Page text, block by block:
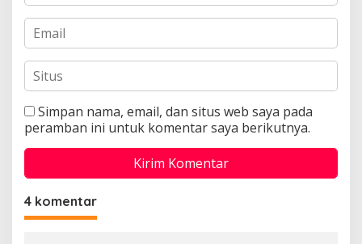
Simpan nama, email, dan situs web saya pada
peramban ini untuk komentar saya berikutnya.
4 komentar